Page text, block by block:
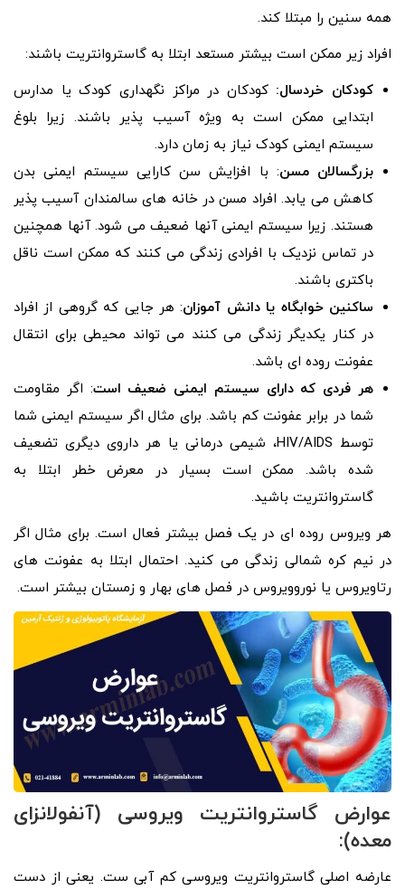
همه سنین را مبتلا کند.
افراد زیر ممکن است بیشتر مستعد ابتلا به گاستروانتریت باشند:
کودکان خردسال:کودکان در مراکز نگهداری کودک یا مدارس
ابتدایی ممکن است به ویژه آسیب پذیر باشند. زیرا بلوغ
سیستم ایمنی کودک نیاز به زمان دارد.
بزرگسالان مسن: با افزایش سن کارایی سیستم ایمنی بدن
کاهش می یابد. افراد مسن در خانه های سالمندان آسیب پذیر
هستند. زیرا سیستم ایمنی آنها ضعیف می شود. آنها همچنین
در تماس نزدیک با افرادی زندگی می کنند که ممکن است ناقل
باکتری باشند.
ساکنین خوابگاه یا دانش آموزان: هر جایی که گروهی از افراد
در کنار یکدیگر زندگی می کنند می تواند محیطی برای انتقال
عفونت روده ای باشد.
هر فردی که دارای سیستم ایمنی ضعیف است: اگر مقاومت
شما در برابر عفونت کم باشد. برای مثال اگر سیستم ایمنی شما
توسط HIV/AIDS، شیمی درمانی یا هر داروی دیگری تضعیف
شده باشد. ممکن است بسیار در معرض خطر ابتلا به
گاستروانتریت باشید.
هر ویروس روده ای در یک فصل بیشتر فعال است. برای مثال اگر
در نیم کره شمالی زندگی می کنید. احتمال ابتلا به عفونت های
رتاویروس یا نوروویروس در فصل های بهار و زمستان بیشتر است.
عوارض گاستروانتریت ویروسی (آنفولانزای
معده):
عارضه اصلی گاستروانتریت ویروسی کم آبی ست. یعنی از دست